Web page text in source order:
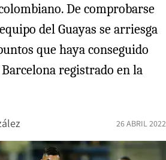
De comprobarse
del Guayas se arriesga
que haya conseguido
registrado en la
26 ABRIL 2022